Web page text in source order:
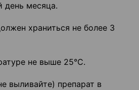
день месяца.
храниться не более 3
не выше 25°C.
выливайте) препарат в